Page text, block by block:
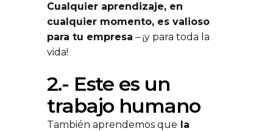
Cualquier aprendizaje, en
cualquier momento, es valioso
para tu empresa – ¡y para toda la
vida!
2.- Este es un
trabajo humano
También aprendemos que la